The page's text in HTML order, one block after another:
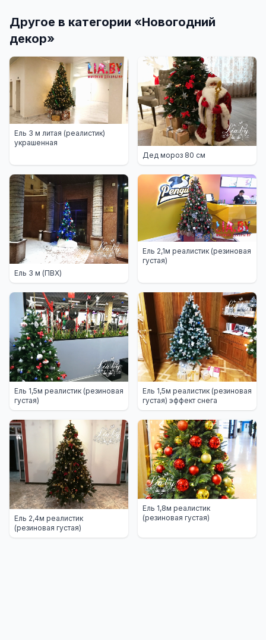
Другое в категории «Новогодний
декор»
Ель 3 м литая (реалистик)
украшенная
Дед мороз 80 см
Ель 3 м (ПВХ)
Ель 2,1м реалистик (резиновая
густая)
Ель 1,5м реалистик (резиновая
густая)
Ель 1,5м реалистик (резиновая
густая) эффект снега
Ель 2,4м реалистик
(резиновая густая)
Ель 1,8м реалистик
(резиновая густая)